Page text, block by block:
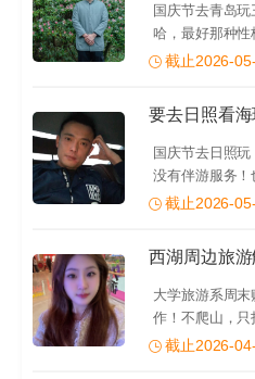
国庆节去青岛
哈，最好那种性
截止2026-
要去日照看
国庆节去日照
没有伴游服务！
截止2026-
西湖周边旅
大学旅游系周
作！不爬山，只
截止2026-